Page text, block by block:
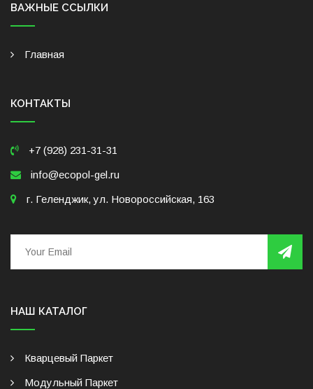
ВАЖНЫЕ ССЫЛКИ
Главная
КОНТАКТЫ
+7 (928) 231-31-31
info@ecopol-gel.ru
г. Геленджик, ул. Новороссийская, 163
НАШ КАТАЛОГ
Кварцевый Паркет
Модульный Паркет